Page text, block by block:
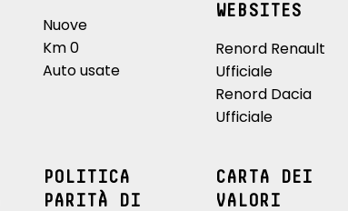
Nuove
Km 0
Auto usate
WEBSITES
Renord Renault
Ufficiale
Renord Dacia
Ufficiale
POLITICA
PARITÀ DI
CARTA DEI
VALORI